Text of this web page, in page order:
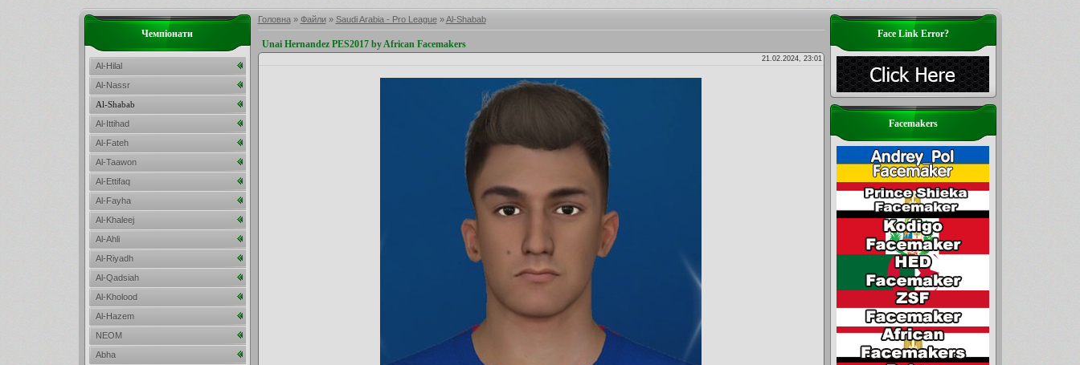
Головна» Файли» Saudi Arabia - Pro League»Al-Shabab
Unai Hernandez PES2017 by African Facemakers
21.02.2024, 23:01
Face Link Error?
Facemakers
Чемпіонати
Al-Hilal
Al-Nassr
Al-Shabab
Al-Ittihad
Al-Fateh
Al-Taawon
Al-Ettifaq
Al-Fayha
Al-Khaleej
Al-Ahli
Al-Riyadh
Al-Qadsiah
Al-Kholood
Al-Hazem
NEOM
Abha